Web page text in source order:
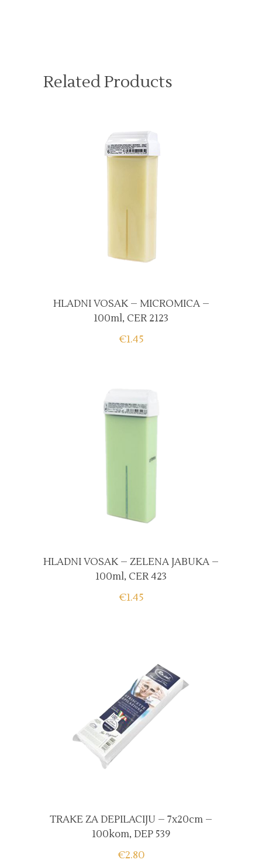
Related Products
HLADNI VOSAK – MICROMICA –
100ml, CER 2123
€1.45
HLADNI VOSAK – ZELENA JABUKA –
100ml, CER 423
€1.45
TRAKE ZA DEPILACIJU – 7x20cm –
100kom, DEP 539
€2.80